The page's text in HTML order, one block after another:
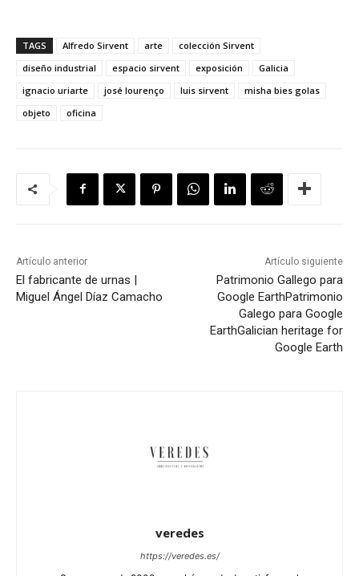
TAGS Alfredo Sirvent arte
colección Sirvent
diseño industrial
espacio sirvent exposición
Galicia
ignacio uriarte
josé lourenço luis sirvent
misha bies golas
objeto
oficina
Artículo anterior
El fabricante de urnas |
Miguel Ángel Díaz Camacho
Artículo siguiente
Patrimonio Gallego para
Google EarthPatrimonio
Galego para Google
EarthGalician heritage for
Google Earth
veredes
https://veredes.es/